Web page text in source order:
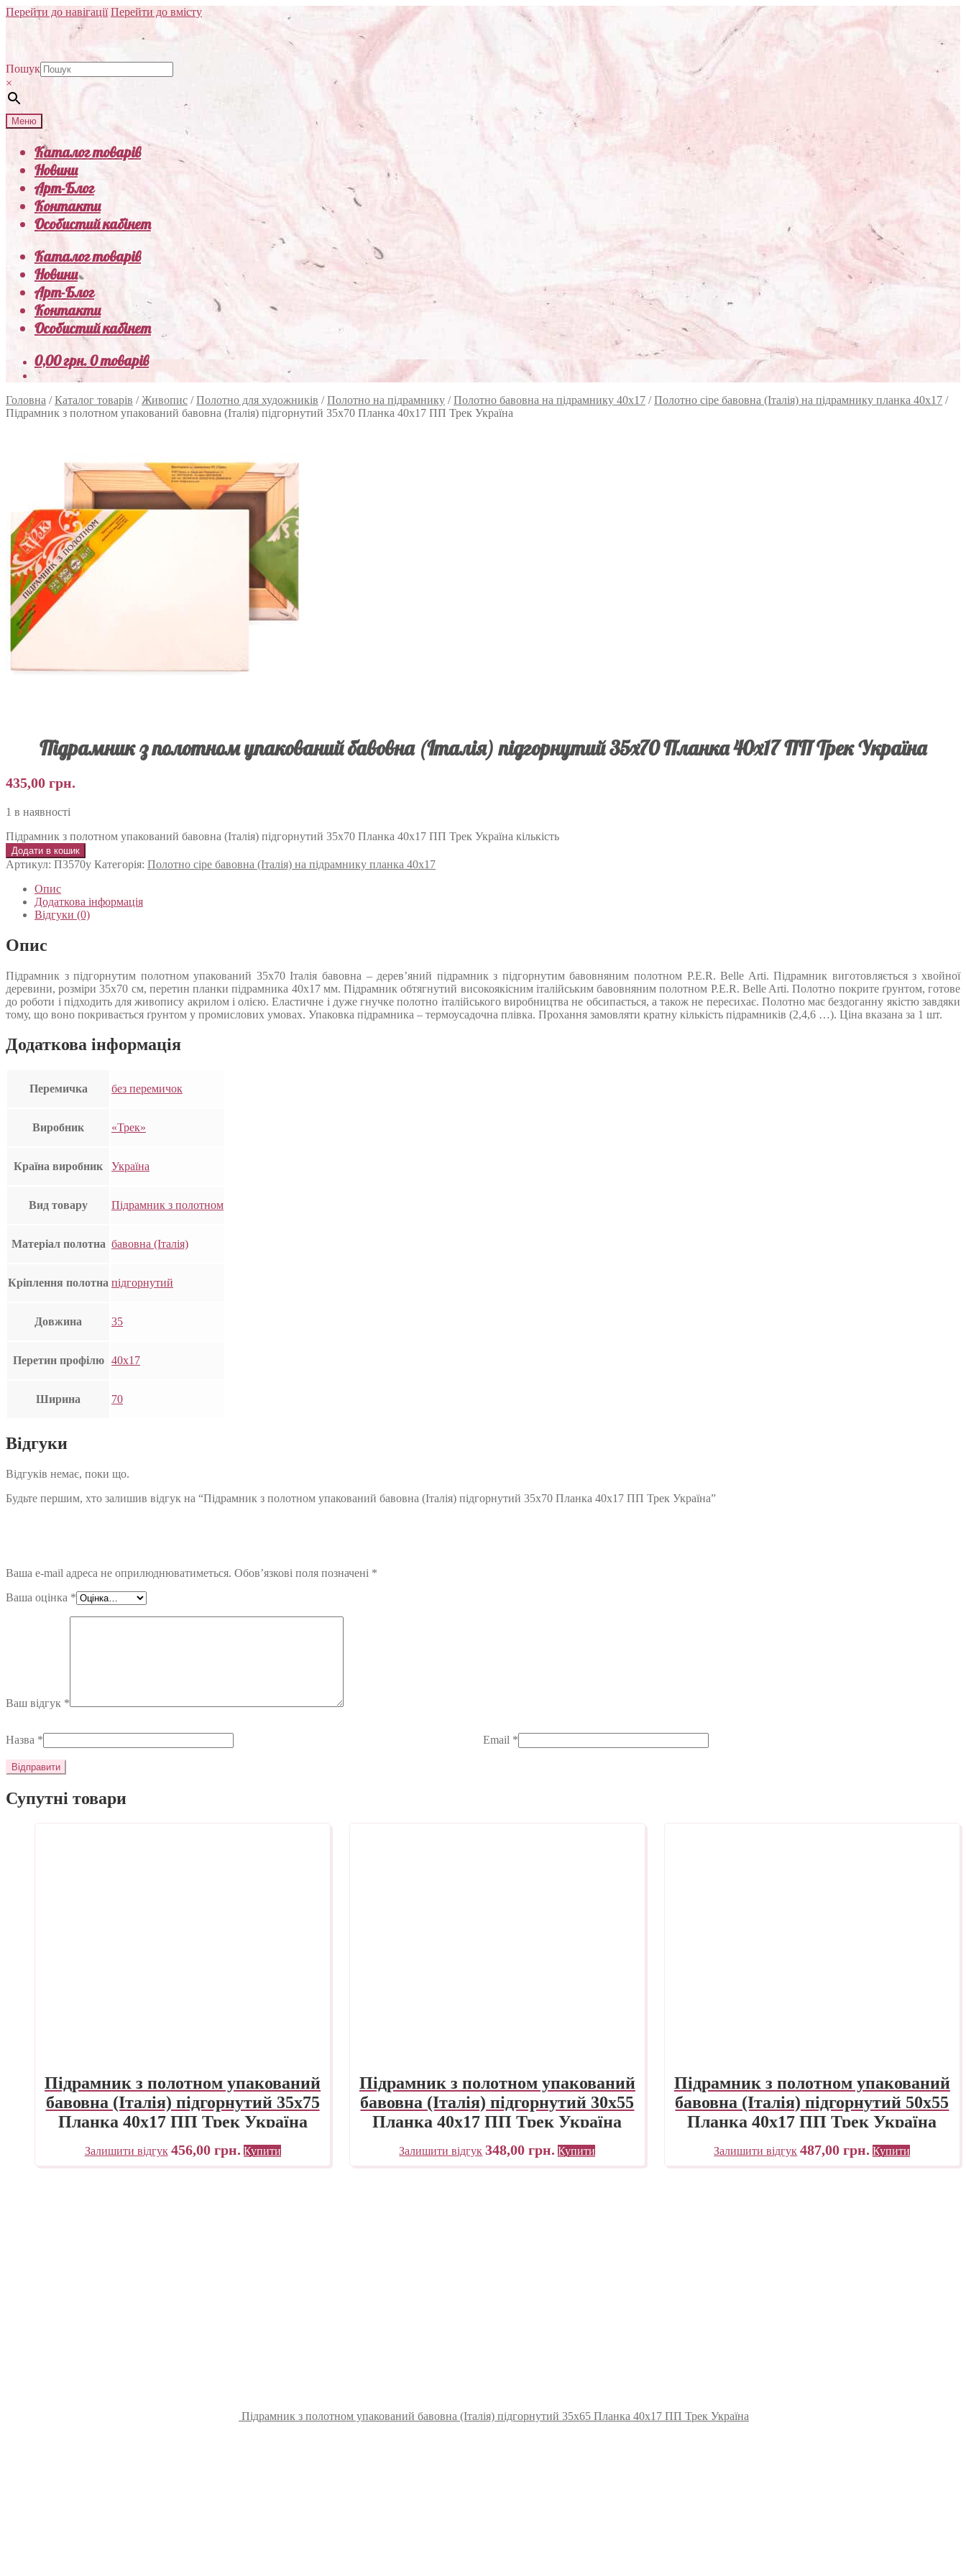
Перейти до навігації Перейти до вмісту
Пошук
×
Меню
Каталог товарів
Новини
Арт-Блог
Контакти
Особистий кабінет
Каталог товарів
Новини
Арт-Блог
Контакти
Особистий кабінет
0,00грн.0 товарів
Головна /Каталог товарів /Живопис /Полотно для художників /Полотно на підрамнику /Полотно бавовна на підрамнику 40х17 /Полотно сіре бавовна (Італія) на підрамнику планка 40х17 /
Підрамник з полотном упакований бавовна (Італія) підгорнутий 35х70 Планка 40х17 ПП Трек Україна
Підрамник з полотном упакований бавовна (Італія) підгорнутий 35х70 Планка 40х17 ПП Трек Україна
435,00 грн.
1 в наявності
Підрамник з полотном упакований бавовна (Італія) підгорнутий 35х70 Планка 40х17 ПП Трек Україна кількість
Додати в кошик
Артикул: П3570у Категорія: Полотно сіре бавовна (Італія) на підрамнику планка 40х17
Опис
Додаткова інформація
Відгуки (0)
Опис
Підрамник з підгорнутим полотном упакований 35х70 Італія бавовна – дерев’яний підрамник з підгорнутим бавовняним полотном P.E.R. Belle Arti. Підрамник виготовляється з хвойної
деревини, розміри 35х70 см, перетин планки підрамника 40х17 мм. Підрамник обтягнутий високоякісним італійським бавовняним полотном P.E.R. Belle Arti. Полотно покрите ґрунтом, готове
до роботи і підходить для живопису акрилом і олією. Еластичне і дуже гнучке полотно італійського виробництва не обсипається, а також не пересихає. Полотно має бездоганну якістю завдяки
тому, що воно покривається ґрунтом у промислових умовах. Упаковка підрамника – термоусадочна плівка. Прохання замовляти кратну кількість підрамників (2,4,6 …). Ціна вказана за 1 шт.
Додаткова інформація
Перемичка без перемичок
Виробник «Трек»
Країна виробник Україна
Вид товару Підрамник з полотном
Матеріал полотна бавовна (Італія)
Кріплення полотна підгорнутий
Довжина 35
Перетин профілю 40х17
Ширина 70
Відгуки
Відгуків немає, поки що.
Будьте першим, хто залишив відгук на “Підрамник з полотном упакований бавовна (Італія) підгорнутий 35х70 Планка 40х17 ПП Трек Україна”
Ваша e-mail адреса не оприлюднюватиметься. Обов’язкові поля позначені *
Ваша оцінка *
Ваш відгук *
Назва * Email *
Супутні товари
Підрамник з полотном упакований
бавовна (Італія) підгорнутий 35х75
Планка 40х17 ПП Трек Україна
Залишити відгук 456,00 грн. Купити
Підрамник з полотном упакований
бавовна (Італія) підгорнутий 30х55
Планка 40х17 ПП Трек Україна
Залишити відгук 348,00грн. Купити
Підрамник з полотном упакований
бавовна (Італія) підгорнутий 50х55
Планка 40х17 ПП Трек Україна
Залишити відгук 487,00грн. Купити
Підрамник з полотном упакований бавовна (Італія) підгорнутий 35х65 Планка 40х17 ПП Трек Україна